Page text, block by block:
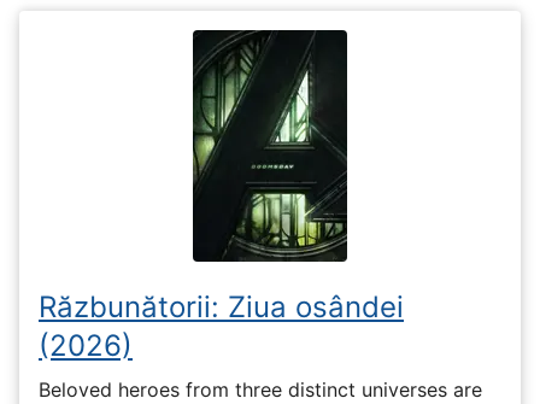
Răzbunătorii: Ziua osândei
(2026)
Beloved heroes from three distinct universes are